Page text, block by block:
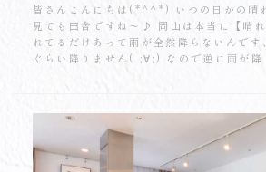
皆さんこんにちは(*^^*) いつの日かの晴
見ても田舎ですね～♪ 岡山は本当に【晴
れてるだけあって雨が全然降らないんです
ぐらい降りません( ;∀;) なので逆に雨が